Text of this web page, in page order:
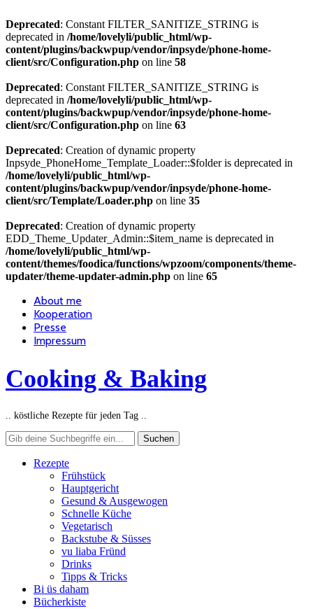
Deprecated: Constant FILTER_SANITIZE_STRING is
deprecated in /home/lovelyli/public_html/wp-
content/plugins/backwpup/vendor/inpsyde/phone-home-
client/src/Configuration.php on line 58
Deprecated: Constant FILTER_SANITIZE_STRING is
deprecated in /home/lovelyli/public_html/wp-
content/plugins/backwpup/vendor/inpsyde/phone-home-
client/src/Configuration.php on line 63
Deprecated: Creation of dynamic property
Inpsyde_PhoneHome_Template_Loader::$folder is deprecated in
/home/lovelyli/public_html/wp-
content/plugins/backwpup/vendor/inpsyde/phone-home-
client/src/Template/Loader.php on line 35
Deprecated: Creation of dynamic property
EDD_Theme_Updater_Admin::$item_name is deprecated in
/home/lovelyli/public_html/wp-
content/themes/foodica/functions/wpzoom/components/theme-
updater/theme-updater-admin.php on line 65
About me
Kooperation
Presse
Impressum
Cooking & Baking
.. köstliche Rezepte für jeden Tag ..
Rezepte
Frühstück
Hauptgericht
Gesund & Ausgewogen
Schnelle Küche
Vegetarisch
Backstube & Süsses
vu liaba Fründ
Drinks
Tipps & Tricks
Bi üs daham
Bücherkiste